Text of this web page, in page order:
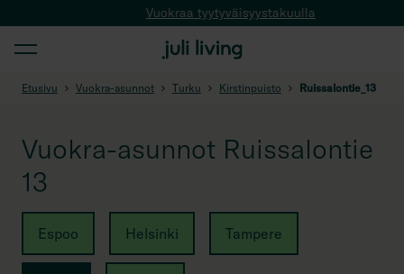
Vuokraa tyytyväisyystakuulla
Etusivu Vuokra-asunnot Turku Kirstinpuisto Ruissalontie_13
Vuokra-asunnot Ruissalontie
13
Espoo Helsinki Tampere